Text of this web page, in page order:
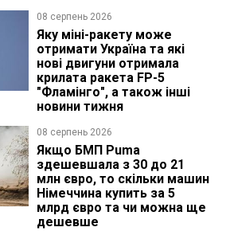
08 серпень 2026
Яку міні-ракету може
отримати Україна та які
нові двигуни отримала
крилата ракета FP-5
"Фламінго", а також інші
новини тижня
08 серпень 2026
Якщо БМП Puma
здешевшала з 30 до 21
млн євро, то скільки машин
Німеччина купить за 5
млрд євро та чи можна ще
дешевше